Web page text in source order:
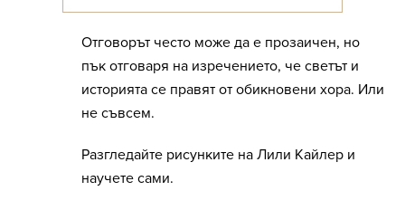
Отговорът често може да е прозаичен, но
пък отговаря на изречението, че светът и
историята се правят от обикновени хора. Или
не съвсем.
Разгледайте рисунките на Лили Кайлер и
научете сами.